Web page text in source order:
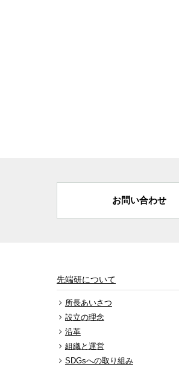
お問い合わせ
先端研について
所長あいさつ
設立の理念
沿革
組織と運営
SDGsへの取り組み